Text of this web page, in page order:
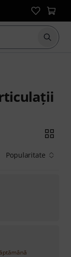
Popularitate